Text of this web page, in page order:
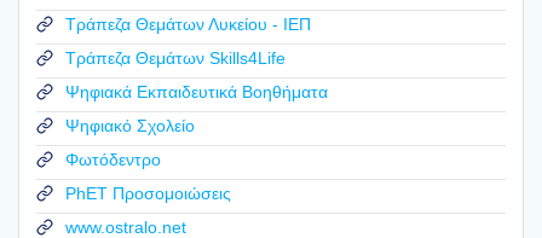
Τράπεζα Θεμάτων Λυκείου - ΙΕΠ
Τράπεζα Θεμάτων Skills4Life
Ψηφιακά Εκπαιδευτικά Βοηθήματα
Ψηφιακό Σχολείο
Φωτόδεντρο
PhET Προσομοιώσεις
www.ostralo.net